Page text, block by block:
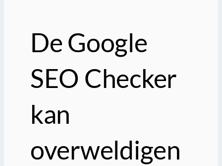
De Google
SEO Checker
kan
overweldigen